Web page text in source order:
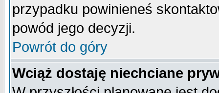
przypadku powinieneś
powód jego decyzji.
Powrót do góry
Wciąż dostaję niechciane